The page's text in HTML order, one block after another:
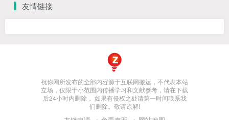
友情链接
祝你网所发布的全部内容源于互联网搬运，不代表本站
立场，仅限于小范围内传播学习和文献参考，请在下载
后24小时内删除， 如果有侵权之处请第一时间联系我
们删除。敬请谅解!